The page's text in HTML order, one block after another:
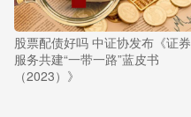
股票配债好吗 中证协发布《证
服务共建“一带一路”蓝皮书
（2023）》